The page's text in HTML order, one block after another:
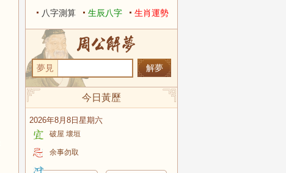
八字測算
生辰八字 生肖運勢
夢見
今日黃歷
2026年8月8日星期六
破屋 壞垣
余事勿取